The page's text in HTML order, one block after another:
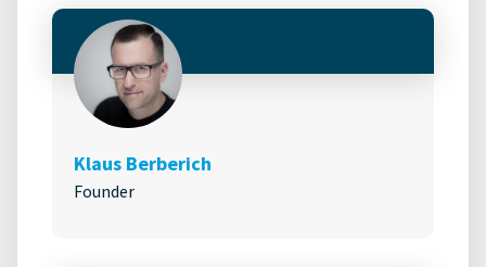
Klaus Berberich
Founder